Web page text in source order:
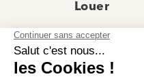
Louer
Actualités
Recrutement